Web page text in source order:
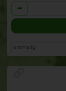
Anzahl